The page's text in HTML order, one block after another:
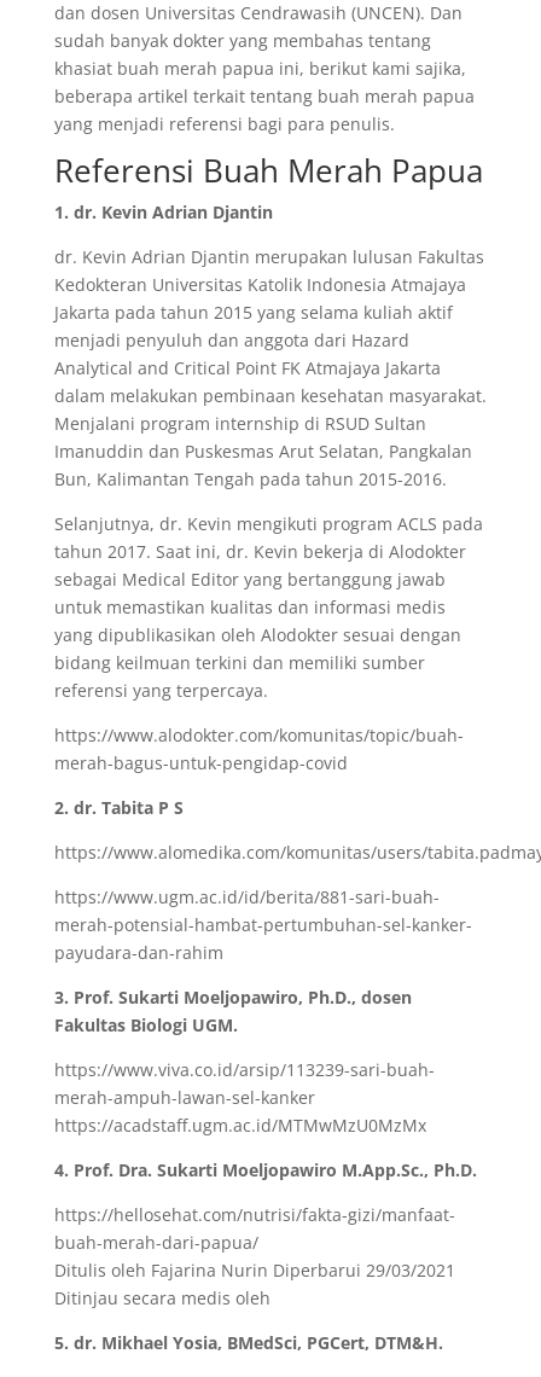
dan dosen Universitas Cendrawasih (UNCEN). Dan
sudah banyak dokter yang membahas tentang
khasiat buah merah papua ini, berikut kami sajika,
beberapa artikel terkait tentang buah merah papua
yang menjadi referensi bagi para penulis.
Referensi Buah Merah Papua
1. dr. Kevin Adrian Djantin
dr. Kevin Adrian Djantin merupakan lulusan Fakultas
Kedokteran Universitas Katolik Indonesia Atmajaya
Jakarta pada tahun 2015 yang selama kuliah aktif
menjadi penyuluh dan anggota dari Hazard
Analytical and Critical Point FK Atmajaya Jakarta
dalam melakukan pembinaan kesehatan masyarakat.
Menjalani program internship di RSUD Sultan
Imanuddin dan Puskesmas Arut Selatan, Pangkalan
Bun, Kalimantan Tengah pada tahun 2015-2016.
Selanjutnya, dr. Kevin mengikuti program ACLS pada
tahun 2017. Saat ini, dr. Kevin bekerja di Alodokter
sebagai Medical Editor yang bertanggung jawab
untuk memastikan kualitas dan informasi medis
yang dipublikasikan oleh Alodokter sesuai dengan
bidang keilmuan terkini dan memiliki sumber
referensi yang terpercaya.
https://www.alodokter.com/komunitas/topic/buah-
merah-bagus-untuk-pengidap-covid
2. dr. Tabita P S
https://www.alomedika.com/komunitas/users/
https://www.ugm.ac.id/id/berita/881-sari-buah-
merah-potensial-hambat-pertumbuhan-sel-kanker-
payudara-dan-rahim
3. Prof. Sukarti Moeljopawiro, Ph.D., dosen
Fakultas Biologi UGM.
https://www.viva.co.id/arsip/113239-sari-buah-
merah-ampuh-lawan-sel-kanker
https://acadstaff.ugm.ac.id/MTMwMzU0MzMx
4. Prof. Dra. Sukarti Moeljopawiro M.App.Sc., Ph.D.
https://hellosehat.com/nutrisi/fakta-gizi/manfaat-
buah-merah-dari-papua/
Ditulis oleh Fajarina Nurin Diperbarui 29/03/2021
Ditinjau secara medis oleh
5. dr. Mikhael Yosia, BMedSci, PGCert, DTM&H.